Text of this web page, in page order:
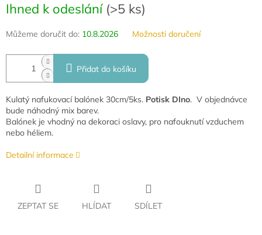
cena:
Ihned k odeslání (>5 ks)
Můžeme doručit do: 10.8.2026 Možnosti doručení
Přidat do košíku
Kulatý nafukovací balónek 30cm/5ks. Potisk DIno. V objednávce
bude náhodný mix barev.
Balónek je vhodný na dekoraci oslavy, pro nafouknutí vzduchem
nebo héliem.
Detailní informace
ZEPTAT SE HLÍDAT SDÍLET